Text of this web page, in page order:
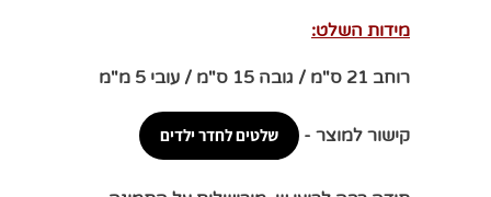
מידות השלט:
רוחב 21 ס"מ / גובה 15 ס"מ / עובי 5 מ"מ
קישור למוצר - שלטים לחדר ילדים